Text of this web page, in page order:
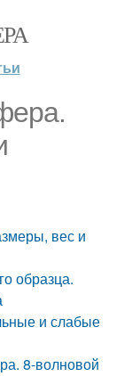
вес и
образца.
и слабые
8-волновой